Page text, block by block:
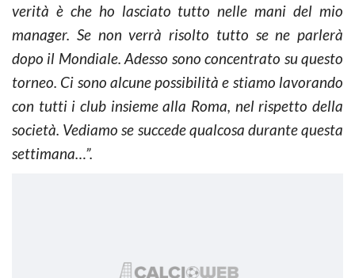
verità è che ho lasciato tutto nelle mani del mio
manager. Se non verrà risolto tutto se ne parlerà
dopo il Mondiale. Adesso sono concentrato su questo
torneo. Ci sono alcune possibilità e stiamo lavorando
con tutti i club insieme alla Roma, nel rispetto della
società. Vediamo se succede qualcosa durante questa
settimana…”.